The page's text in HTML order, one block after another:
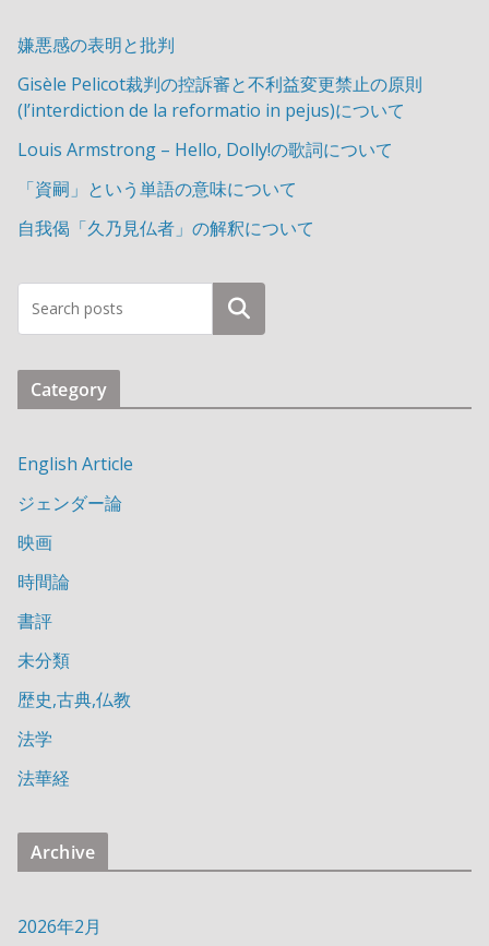
嫌悪感の表明と批判
Gisèle Pelicot裁判の控訴審と不利益変更禁止の原則
(l’interdiction de la reformatio in pejus)について
Louis Armstrong – Hello, Dolly!の歌詞について
「資嗣」という単語の意味について
自我偈「久乃見仏者」の解釈について
検索
Category
English Article
ジェンダー論
映画
時間論
書評
未分類
歴史,古典,仏教
法学
法華経
Archive
2026年2月